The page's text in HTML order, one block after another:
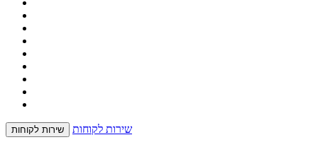
שירות לקוחות שירות לקוחות